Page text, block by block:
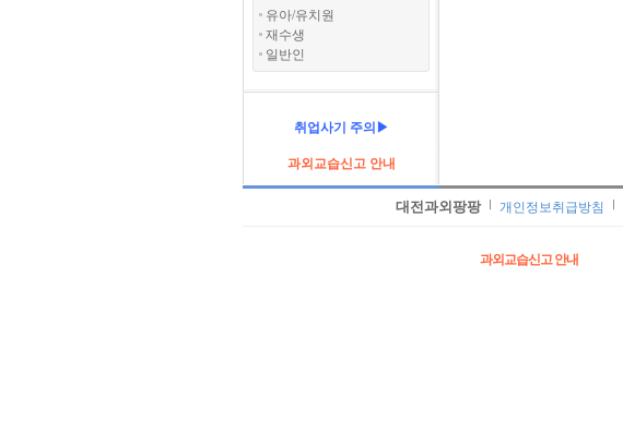
유아/유치원
재수생
일반인
취업사기 주의▶
과외교습신고 안내
대전과외팡팡 개인정보취급방침
과외교습신고 안내